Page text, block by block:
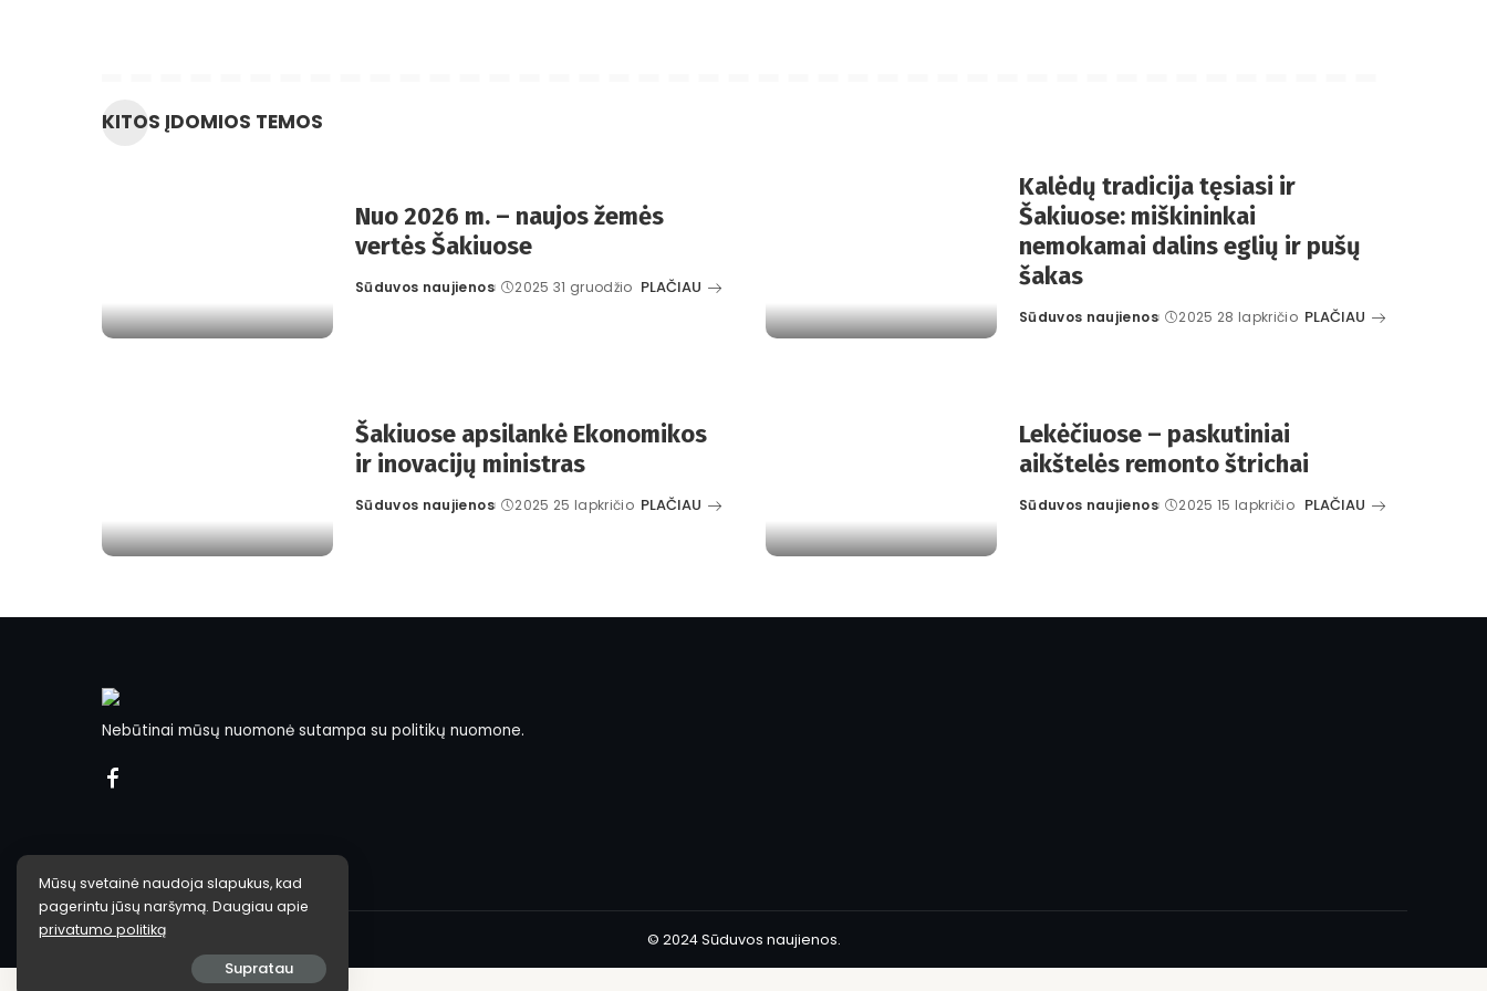
KITOS ĮDOMIOS TEMOS
Nuo 2026 m. – naujos žemės
vertės Šakiuose
Posted
Sūduvos naujienos 2025 31 gruodžio PLAČIAU
Kalėdų tradicija tęsiasi ir
Šakiuose: miškininkai
nemokamai dalins eglių ir pušų
šakas
Posted
Sūduvos naujienos 2025 28 lapkričio PLAČIAU
Šakiuose apsilankė Ekonomikos
ir inovacijų ministras
Posted
Sūduvos naujienos 2025 25 lapkričio PLAČIAU
Lekėčiuose – paskutiniai
aikštelės remonto štrichai
Posted
Sūduvos naujienos 2025 15 lapkričio PLAČIAU
Nebūtinai mūsų nuomonė sutampa su politikų nuomone.
© 2024 Sūduvos naujienos.
Mūsų svetainė naudoja slapukus, kad
pagerintu jūsų naršymą. Daugiau apie
privatumo politiką
Supratau